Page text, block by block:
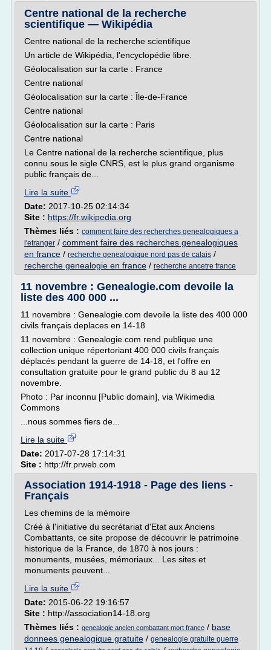
Centre national de la recherche
scientifique — Wikipédia
Centre national de la recherche scientifique
Un article de Wikipédia, l'encyclopédie libre.
Géolocalisation sur la carte : France
Centre national
Géolocalisation sur la carte : Île-de-France
Centre national
Géolocalisation sur la carte : Paris
Centre national
Le Centre national de la recherche scientifique, plus
connu sous le sigle CNRS, est le plus grand organisme
public français de...
Lire la suite
Date: 2017-10-25 02:14:34
Site : https://fr.wikipedia.org
Thèmes liés : comment faire des recherches genealogiques a
l'etranger / comment faire des recherches genealogiques
en france / recherche genealogique nord pas de calais /
recherche genealogie en france / recherche ancetre france
11 novembre : Genealogie.com devoile la
liste des 400 000 ...
11 novembre : Genealogie.com devoile la liste des 400 000
civils français deplaces en 14-18
11 novembre : Genealogie.com rend publique une
collection unique répertoriant 400 000 civils français
déplacés pendant la guerre de 14-18, et l'offre en
consultation gratuite pour le grand public du 8 au 12
novembre.
Photo : Par inconnu [Public domain], via Wikimedia
Commons
...nous sommes fiers de...
Lire la suite
Date: 2017-07-28 17:14:31
Site : http://fr.prweb.com
Association 1914-1918 - Page des liens -
Français
Les chemins de la mémoire
Créé à l'initiative du secrétariat d'Etat aux Anciens
Combattants, ce site propose de découvrir le patrimoine
historique de la France, de 1870 à nos jours :
monuments, musées, mémoriaux... Les sites et
monuments peuvent...
Lire la suite
Date: 2015-06-22 19:16:57
Site : http://association14-18.org
Thèmes liés : genealogie ancien combattant mort france / base
donnees genealogique gratuite / genealogie gratuite guerre